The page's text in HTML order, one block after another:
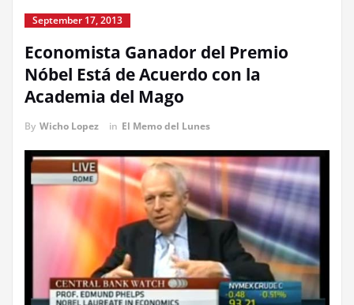
September 17, 2013
Economista Ganador del Premio
Nóbel Está de Acuerdo con la
Academia del Mago
By Wicho Lopez in El Memo del Lunes